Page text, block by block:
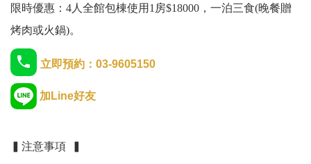
限時優惠：4人全館包棟使用1房$18000，一泊三食(晚餐贈
烤肉或火鍋)。
立即預約：03-9605150
加Line好友
▍注意事項 ▍